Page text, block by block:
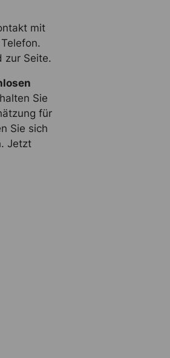
mit
zur Seite.
Sie
für
Sie sich
Jetzt